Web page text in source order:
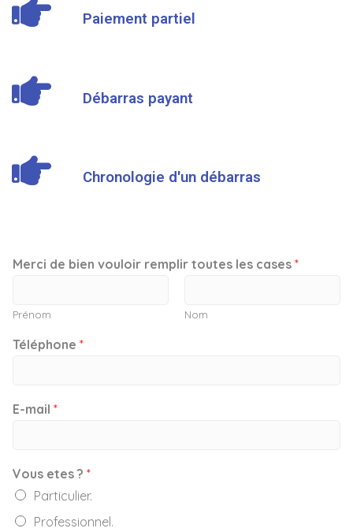
Paiement partiel
Débarras payant
Chronologie d'un débarras
Merci de bien vouloir remplir toutes les cases *
Prénom Nom
Téléphone *
E-mail *
Vous etes ? *
Particulier.
Professionnel.